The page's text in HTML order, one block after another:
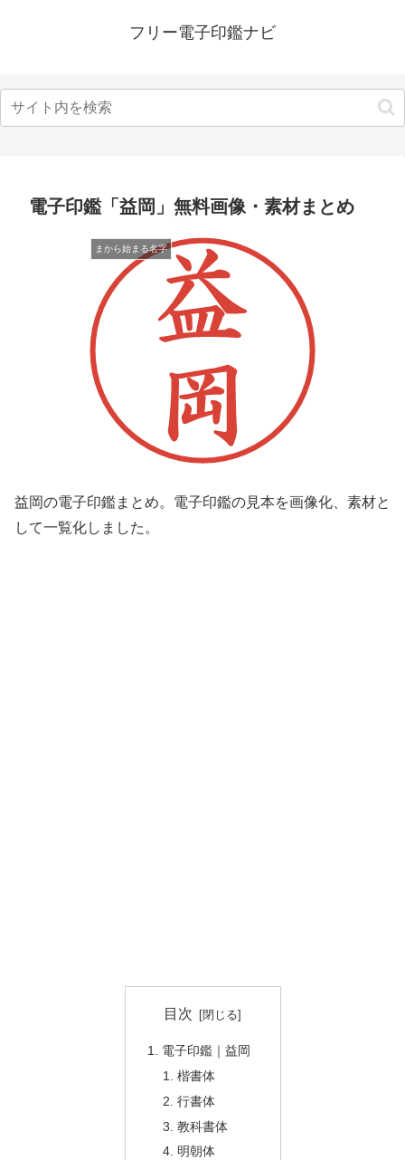
フリー電子印鑑ナビ
電子印鑑「益岡」無料画像・素材まとめ
まから始まる名字
益岡の電子印鑑まとめ。電子印鑑の見本を画像化、素材と
して一覧化しました。
目次
電子印鑑｜益岡
楷書体
行書体
教科書体
明朝体